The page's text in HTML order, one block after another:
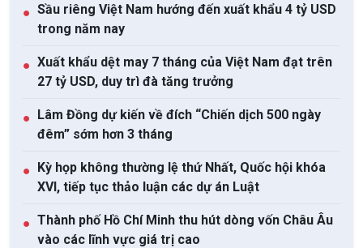
● Sầu riêng Việt Nam hướng đến xuất khẩu 4 tỷ USD
trong năm nay
● Xuất khẩu dệt may 7 tháng của Việt Nam đạt trên
27 tỷ USD, duy trì đà tăng trưởng
● Lâm Đồng dự kiến về đích “Chiến dịch 500 ngày
đêm” sớm hơn 3 tháng
● Kỳ họp không thường lệ thứ Nhất, Quốc hội khóa
XVI, tiếp tục thảo luận các dự án Luật
● Thành phố Hồ Chí Minh thu hút dòng vốn Châu Âu
vào các lĩnh vực giá trị cao